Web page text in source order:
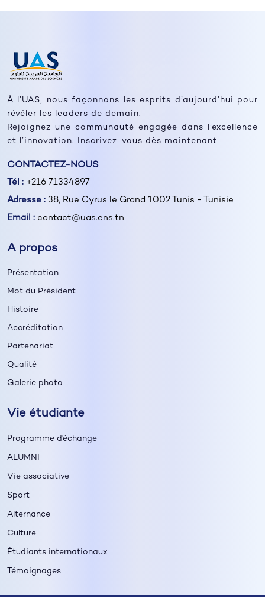
À l’UAS, nous façonnons les esprits d’aujourd’hui pour
révéler les leaders de demain.
Rejoignez une communauté engagée dans l’excellence
et l’innovation. Inscrivez-vous dès maintenant
CONTACTEZ-NOUS
Tél : +216 71334897
Adresse : 38, Rue Cyrus le Grand 1002 Tunis - Tunisie
Email : contact@uas.ens.tn
A propos
Présentation
Mot du Président
Histoire
Accréditation
Partenariat
Qualité
Galerie photo
Vie étudiante
Programme d'échange
ALUMNI
Vie associative
Sport
Alternance
Culture
Étudiants internationaux
Témoignages